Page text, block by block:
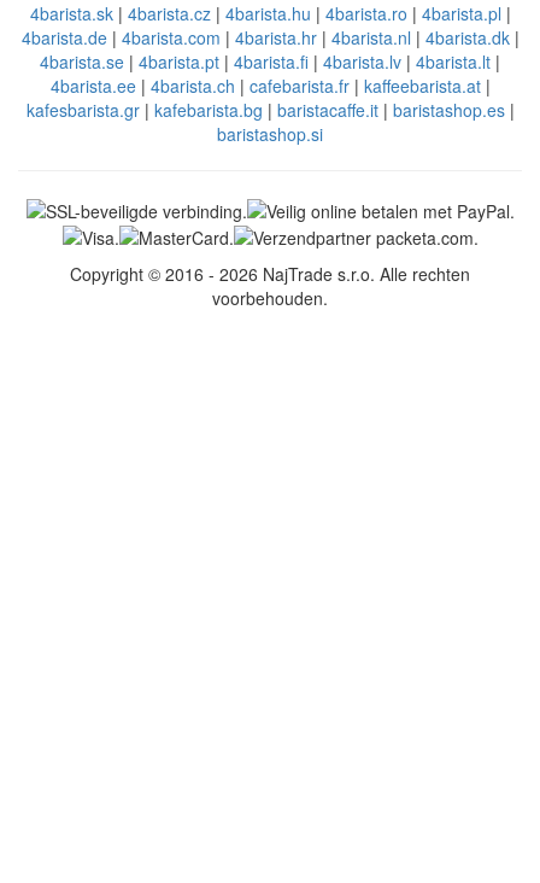
4barista.sk| 4barista.cz| 4barista.hu | 4barista.ro | 4barista.pl |
4barista.de| 4barista.com | 4barista.hr| 4barista.nl | 4barista.dk|
4barista.se | 4barista.pt | 4barista.fi | 4barista.lv | 4barista.lt |
4barista.ee| 4barista.ch | cafebarista.fr| kaffeebarista.at|
kafesbarista.gr| kafebarista.bg | baristacaffe.it| baristashop.es|
baristashop.si
Copyright © 2016 - 2026 NajTrade s.r.o. Alle rechten
voorbehouden.